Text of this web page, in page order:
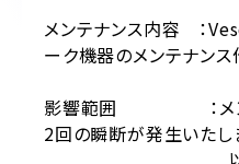
メンテナンス内容 ：
ーク機器のメンテナン
影響範囲 ：メンテ
2回の瞬断が発生いたし